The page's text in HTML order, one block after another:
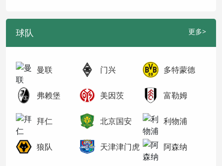
球队 更多>
曼联 门兴 多特蒙德
弗赖堡 美因茨 富勒姆
拜仁 北京国安 利物浦
狼队 天津津门虎 阿森纳